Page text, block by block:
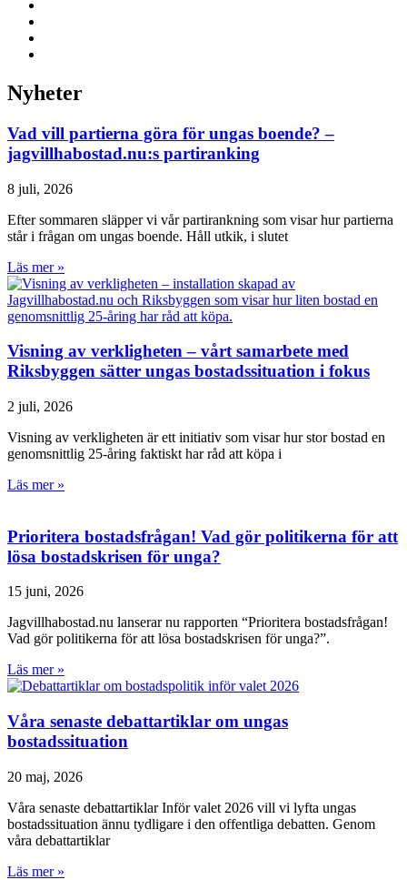
Nyheter
Vad vill partierna göra för ungas boende? –
jagvillhabostad.nu:s partiranking
8 juli, 2026
Efter sommaren släpper vi vår partirankning som visar hur partierna
står i frågan om ungas boende. Håll utkik, i slutet
Läs mer »
Visning av verkligheten – vårt samarbete med
Riksbyggen sätter ungas bostadssituation i fokus
2 juli, 2026
Visning av verkligheten är ett initiativ som visar hur stor bostad en
genomsnittlig 25-åring faktiskt har råd att köpa i
Läs mer »
Prioritera bostadsfrågan! Vad gör politikerna för att
lösa bostadskrisen för unga?
15 juni, 2026
Jagvillhabostad.nu lanserar nu rapporten “Prioritera bostadsfrågan!
Vad gör politikerna för att lösa bostadskrisen för unga?”.
Läs mer »
Våra senaste debattartiklar om ungas
bostadssituation
20 maj, 2026
Våra senaste debattartiklar Inför valet 2026 vill vi lyfta ungas
bostadssituation ännu tydligare i den offentliga debatten. Genom
våra debattartiklar
Läs mer »